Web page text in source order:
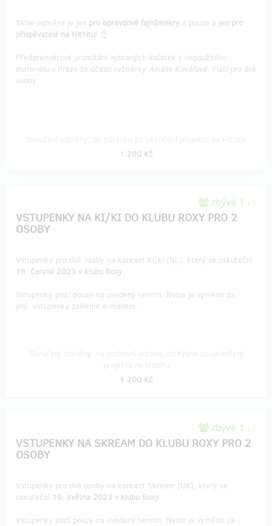
Tahle odměna je jen pro opravdové fajnšmekry a pouze a jen pro
přispěvatelé na Hithitu! 👌
Předpremiérové promítání vybraných libůstek z nepoužitého
materiálu v Praze za účasti režisérky Amálie Kovářové. Platí pro dvě
osoby.
1 200 Kč
zbývá 1 z 1
VSTUPENKY NA KI/KI DO KLUBU ROXY PRO 2
OSOBY
Vstupenky pro dvě osoby na koncert Ki/ki (NL), který se uskuteční
16. června 2023 v klubu Roxy.
Vstupenky platí pouze na uvedený termín. Nelze je vyměnit za
jiný. Vstupenky zašleme e-mailem.
1 200 Kč
zbývá 1 z 1
VSTUPENKY NA SKREAM DO KLUBU ROXY PRO 2
OSOBY
Vstupenky pro dvě osoby na koncert Skream (UK), který se
uskuteční 19. května 2023 v klubu Roxy.
Vstupenky platí pouze na uvedený termín. Nelze je vyměnit za